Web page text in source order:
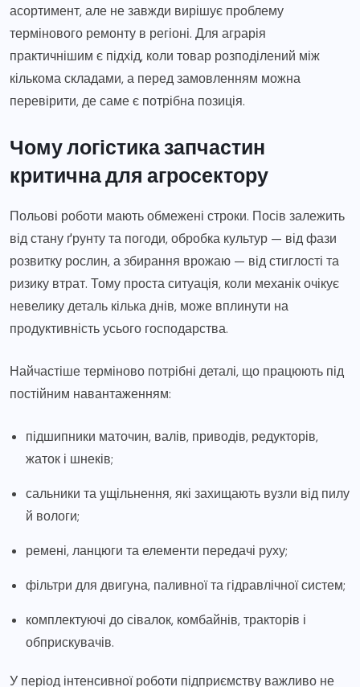
асортимент, але не завжди вирішує проблему
термінового ремонту в регіоні. Для аграрія
практичнішим є підхід, коли товар розподілений між
кількома складами, а перед замовленням можна
перевірити, де саме є потрібна позиція.
Чому логістика запчастин
критична для агросектору
Польові роботи мають обмежені строки. Посів залежить
від стану ґрунту та погоди, обробка культур — від фази
розвитку рослин, а збирання врожаю — від стиглості та
ризику втрат. Тому проста ситуація, коли механік очікує
невелику деталь кілька днів, може вплинути на
продуктивність усього господарства.
Найчастіше терміново потрібні деталі, що працюють під
постійним навантаженням:
підшипники маточин, валів, приводів, редукторів,
жаток і шнеків;
сальники та ущільнення, які захищають вузли від пилу
й вологи;
ремені, ланцюги та елементи передачі руху;
фільтри для двигуна, паливної та гідравлічної систем;
комплектуючі до сівалок, комбайнів, тракторів і
обприскувачів.
У період інтенсивної роботи підприємству важливо не